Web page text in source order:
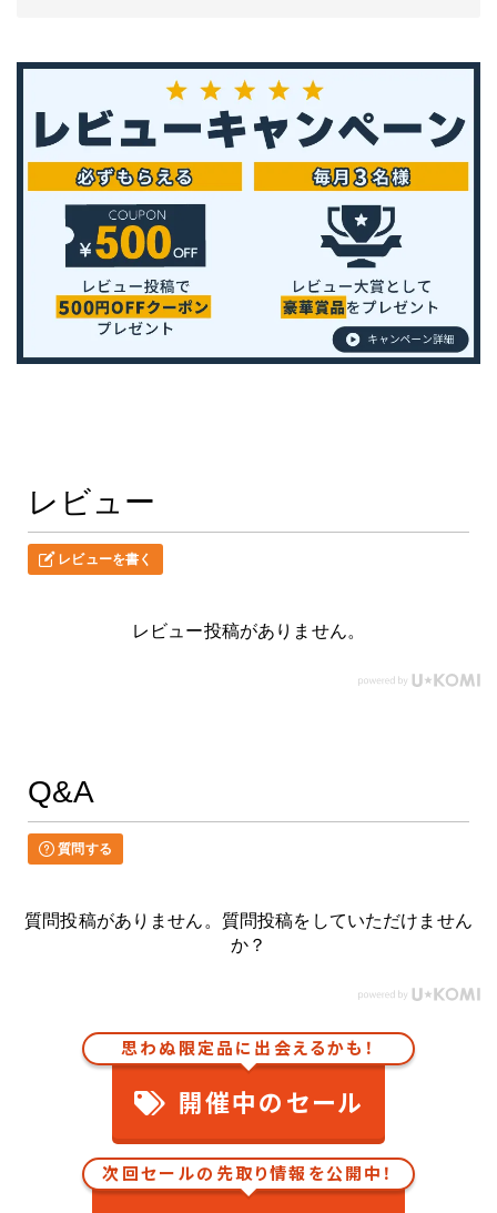
レビュー
レビューを書く
レビュー投稿がありません。
Q&A
質問する
質問投稿がありません。質問投稿をしていただけません
か？
思わぬ限定品に出会えるかも！
開催中のセール
次回セールの先取り情報を公開中！